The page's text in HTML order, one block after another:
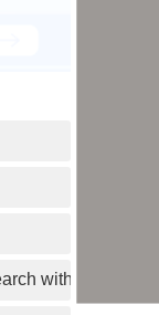
with artificial